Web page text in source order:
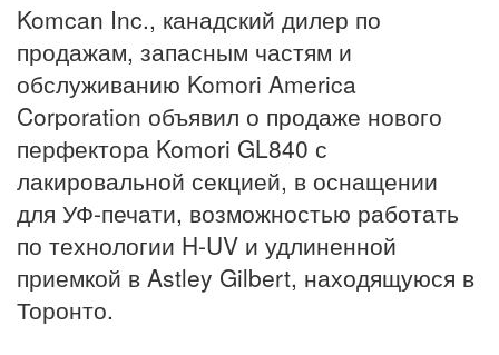
Komcan Inc., канадский дилер по
продажам, запасным частям и
обслуживанию Komori America
Corporation объявил о продаже нового
перфектора Komori GL840 с
лакировальной секцией, в оснащении
для УФ-печати, возможностью работать
по технологии H-UV и удлиненной
приемкой в ​​Astley Gilbert, находящуюся в
Торонто.